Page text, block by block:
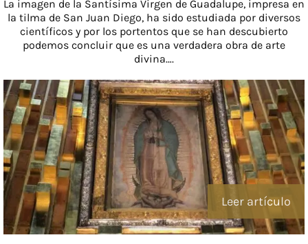
La imagen de la Santísima Virgen de Guadalupe, impresa en
la tilma de San Juan Diego, ha sido estudiada por diversos
científicos y por los portentos que se han descubierto
podemos concluir que es una verdadera obra de arte
divina….
Leer artículo